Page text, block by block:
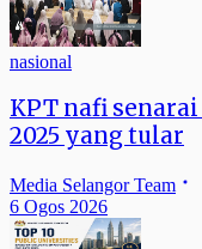
nasional
KPT nafi
2025 yang tular
Media Selangor Team
6 Ogos 2026